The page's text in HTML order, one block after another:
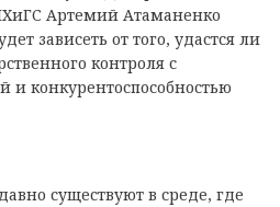
Артемий Атаманенко
зависеть от того, удастся ли
контроля с
и конкурентоспособностью
существуют в среде, где